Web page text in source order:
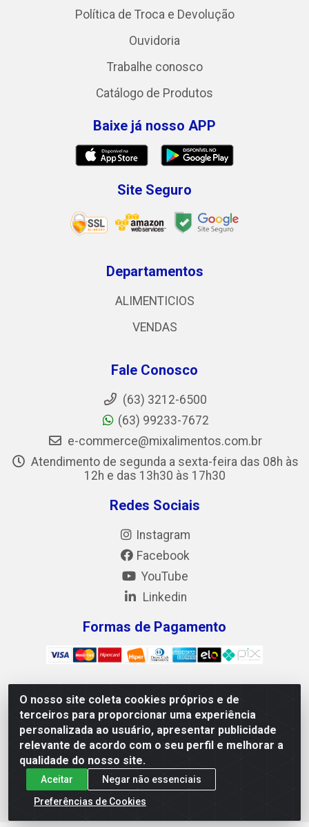
O nosso site coleta cookies próprios e de
terceiros para proporcionar uma experiência
personalizada ao usuário, apresentar publicidade
relevante de acordo com o seu perfil e melhorar a
qualidade do nosso site.
Aceitar
Negar não essenciais
Preferências de Cookies
Política de Troca e Devolução
Ouvidoria
Trabalhe conosco
Catálogo de Produtos
Baixe já nosso APP
Site Seguro
Departamentos
ALIMENTICIOS
VENDAS
Fale Conosco
(63) 3212-6500
(63) 99233-7672
e-commerce@mixalimentos.com.br
Atendimento de segunda a sexta-feira das 08h às
12h e das 13h30 às 17h30
Redes Sociais
Instagram
Facebook
YouTube
Linkedin
Formas de Pagamento
Mix Alimentos LTDA - Quadra Asr Ne 55 (412 Norte), Alameda
02, S/N - Plano Diretor Norte, Palmas/TO - CEP 77.006-540 -
CNPJ 05.922.500/0001-02